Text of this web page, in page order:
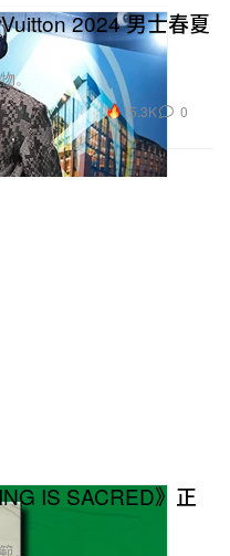
2024 男士春夏
。
15.3K 0
IS SACRED》正
。